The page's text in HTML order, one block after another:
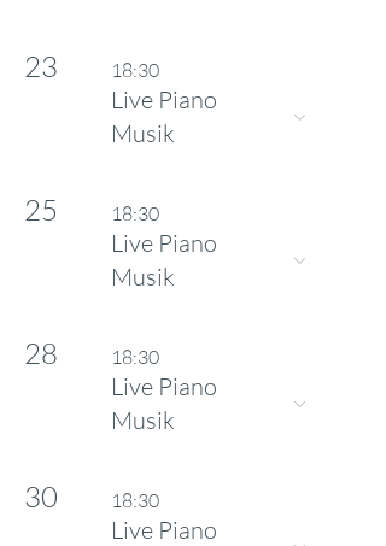
23 18:30
Live Piano
Musik
25 18:30
Live Piano
Musik
28 18:30
Live Piano
Musik
30 18:30
Live Piano